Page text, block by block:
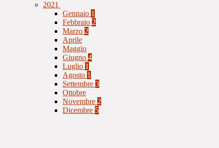
2021
Gennaio 1
Febbraio 2
Marzo 2
Aprile
Maggio
Giugno 4
Luglio 1
Agosto 1
Settembre 3
Ottobre
Novembre 2
Dicembre 5